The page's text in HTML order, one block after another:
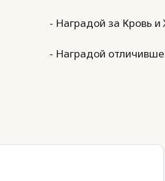
- Наградой за Кровь и
- Наградой